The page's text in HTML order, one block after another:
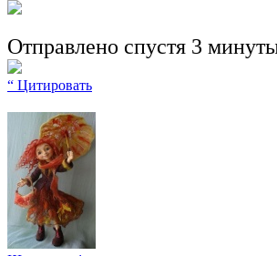
Отправлено спустя 3
“ Цитировать